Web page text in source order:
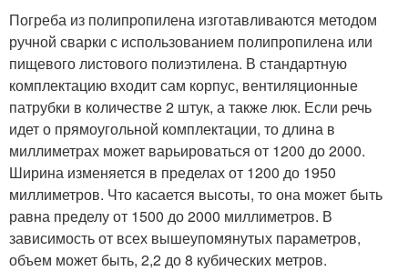
Погреба из полипропилена изготавливаются методом
ручной сварки с использованием полипропилена или
пищевого листового полиэтилена. В стандартную
комплектацию входит сам корпус, вентиляционные
патрубки в количестве 2 штук, а также люк. Если речь
идет о прямоугольной комплектации, то длина в
миллиметрах может варьироваться от 1200 до 2000.
Ширина изменяется в пределах от 1200 до 1950
миллиметров. Что касается высоты, то она может быть
равна пределу от 1500 до 2000 миллиметров. В
зависимость от всех вышеупомянутых параметров,
объем может быть, 2,2 до 8 кубических метров.